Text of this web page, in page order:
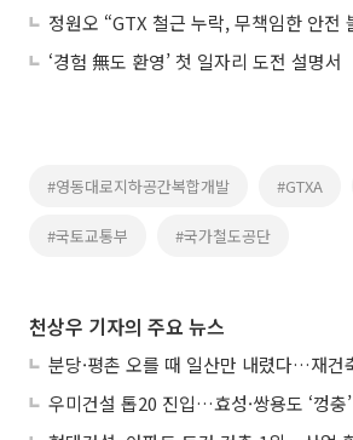
‘경험 無도 환영’ 첫 일자리 도전 설명서
#영동대로지하공간복합개발 #GTXA
#국토교통부 #국가철도공단
천상우 기자의 주요 뉴스
우미건설 톱20 진입…효성·쌍용도 ‘껑충’